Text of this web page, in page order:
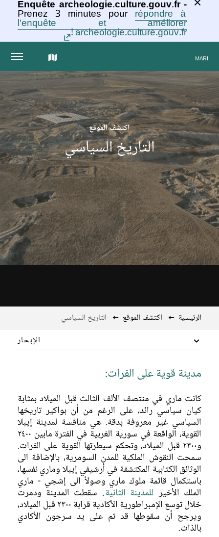
Enquête archeologie.culture.gouv.fr -
Prenez 3 minutes pour répondre à
l'enquête et améliorer
archeologie.culture.gouv.fr !
MARI الخريطة
التفاعلية
للمجموعة
اكتشف الموقع
التاريخ السياسي
الرئيسية اكتشف الموقع
التاريخ السياسي
الإبحار
التاريخ السياسي
التسلسل الطبقي الحضري
المدينة البكر (الأولى)
المدينة الثانية
المدينة الثالثة
التمدن والعمارة
الحياة والموت
مدينة قوية على الفرات:
كانت ماري في منتصف الألف الثالث قبل الميلاد بمثابة
كيان سياسي رائد، على الرغم من أن بواكير تاريخها
السياسي غير معروفة بدقة. هي منافسة لمدينة إيبلا
القوية، الواقعة في سورية الغربية في الفترة مابين ٢٤٠٠
و٢٣٠٠ قبل الميلاد، وتحكم سيطرتها القوية على الفرات.
سمحت النقوش الملكية للمدن السومرية، بالإضافة الى
الوثائق الكتابية المكتشفة في أرشيفي إيبلا وماري نفسها،
باستكمال قائمة ملوك ماري وصولاً الى إشجي - ماري
الملك الأخير للمدينة الثانية. سقطت المدينة ودمرت
خلال توسع الإمبراطورية الأكادية قرابة ٢٣٠٠ قبل الميلاد،
ويرجح أن سقوطها قد تم على يد سرجون الأكادي
بالذات.